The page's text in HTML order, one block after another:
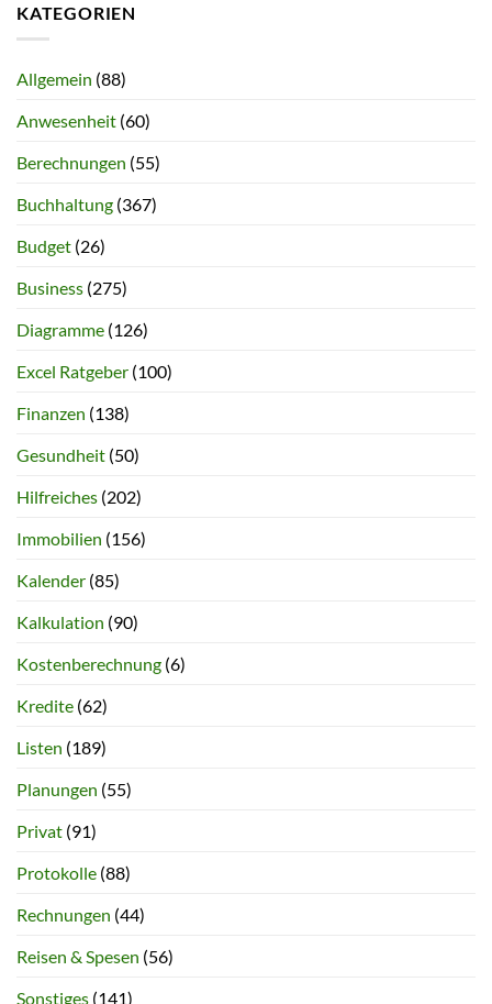
KATEGORIEN
Allgemein (88)
Anwesenheit (60)
Berechnungen (55)
Buchhaltung (367)
Budget (26)
Business (275)
Diagramme (126)
Excel Ratgeber (100)
Finanzen (138)
Gesundheit (50)
Hilfreiches (202)
Immobilien (156)
Kalender (85)
Kalkulation (90)
Kostenberechnung (6)
Kredite (62)
Listen (189)
Planungen (55)
Privat (91)
Protokolle (88)
Rechnungen (44)
Reisen & Spesen (56)
Sonstiges (141)